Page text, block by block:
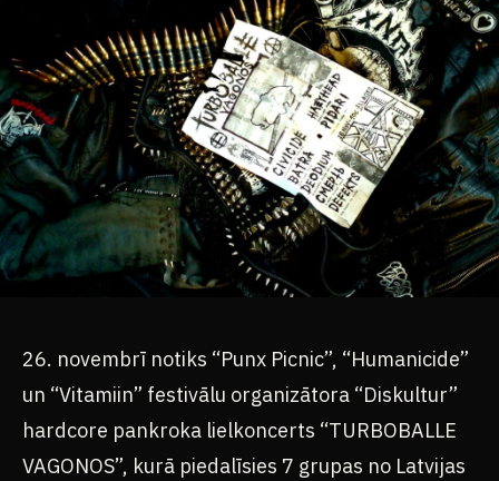
26. novembrī notiks “Punx Picnic”, “Humanicide”
un “Vitamiin” festivālu organizātora “Diskultur”
hardcore pankroka lielkoncerts “TURBOBALLE
VAGONOS”, kurā piedalīsies 7 grupas no Latvijas